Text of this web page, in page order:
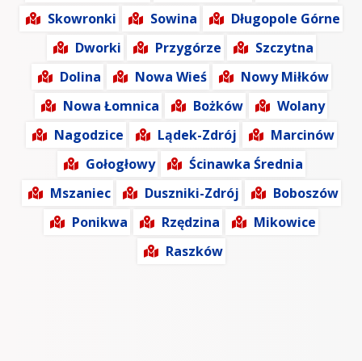
Skowronki
Sowina
Długopole Górne
Dworki
Przygórze
Szczytna
Dolina
Nowa Wieś
Nowy Miłków
Nowa Łomnica
Bożków
Wolany
Nagodzice
Lądek-Zdrój
Marcinów
Gołogłowy
Ścinawka Średnia
Mszaniec
Duszniki-Zdrój
Boboszów
Ponikwa
Rzędzina
Mikowice
Raszków